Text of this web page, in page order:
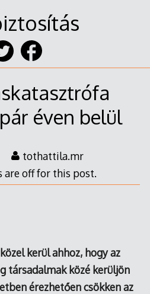
éven belül
tothattila.mr
are off for this post.
kerül ahhoz, hogy az
társadalmak közé kerüljön
érezhetően csökken az